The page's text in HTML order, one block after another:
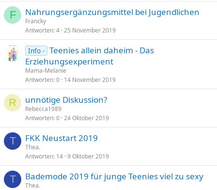
F Nahrungsergänzungsmittel bei Jugendlichen
Francky
Antworten 4 25 November 2019
Info - Teenies allein daheim - Das
Erziehungsexperiment
Mama-Melanie
Antworten 0 14 November 2019
R unnötige Diskussion?
Rebecca1989
Antworten 0 24 Oktober 2019
T FKK Neustart 2019
Thea.
Antworten 14 9 Oktober 2019
T Bademode 2019 für junge Teenies viel zu sexy
Thea.